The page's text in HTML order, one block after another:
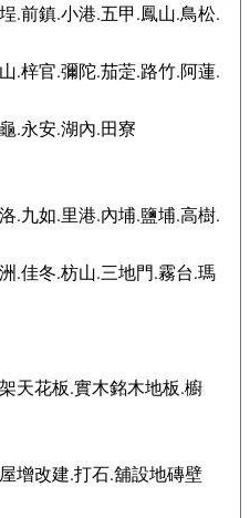
.前鎮.小港.五甲.鳳山.鳥松.
.梓官.彌陀.茄萣.路竹.阿蓮.
.永安.湖內.田寮
.九如.里港.內埔.鹽埔.高樹.
.佳冬.枋山.三地門.霧台.瑪
天花板.實木銘木地板.櫥
增改建.打石.舖設地磚壁